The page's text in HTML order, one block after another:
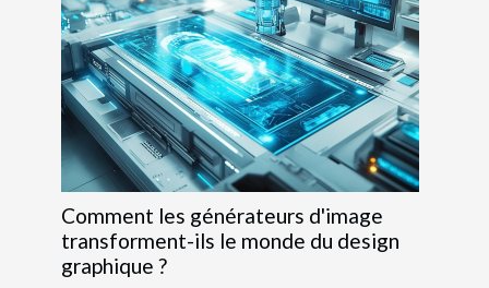
Comment les générateurs d'image
transforment-ils le monde du design
graphique ?